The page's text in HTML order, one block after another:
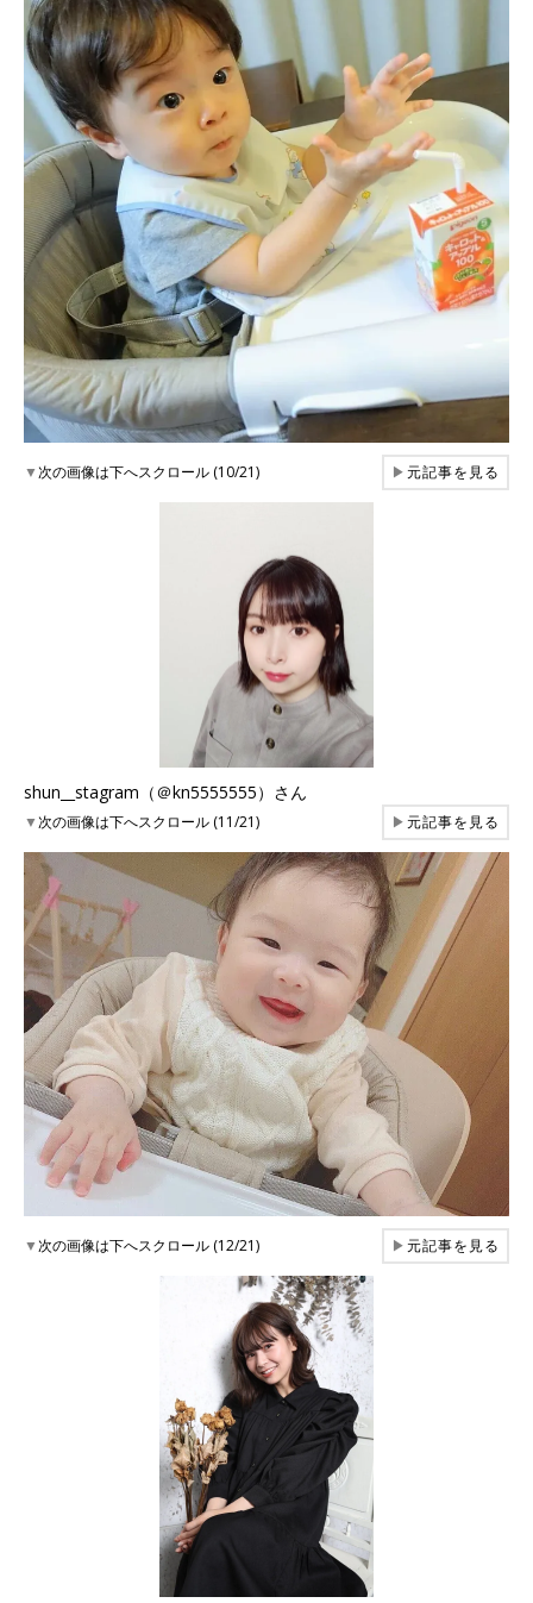
▼次の画像は下へスクロール (10/21) ▶元記事を見る
shun__stagram（＠kn5555555）さん
▼次の画像は下へスクロール (11/21) ▶元記事を見る
▼次の画像は下へスクロール (12/21) ▶元記事を見る